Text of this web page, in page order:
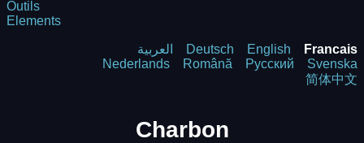
Outils
Elements
العربية Deutsch English
Francais
Nederlands
Română Русский
Svenska
简体中文
Charbon